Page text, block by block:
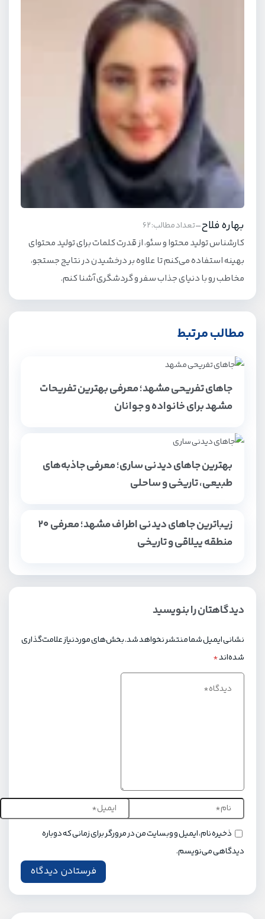
بهاره فلاح-تعداد مطالب: 62
کارشناس تولید محتوا و سئو، از قدرت کلمات برای تولید محتوای
بهینه استفاده می‌کنم تا علاوه بر درخشیدن در نتایج جستجو،
مخاطب رو با دنیای جذاب سفر و گردشگری آشنا کنم.
مطالب مرتبط
جاهای تفریحی مشهد؛ معرفی بهترین تفریحات
مشهد برای خانواده و جوانان
بهترین جاهای دیدنی ساری؛ معرفی جاذبه‌های
طبیعی، تاریخی و ساحلی
زیباترین جاهای دیدنی اطراف مشهد؛ معرفی ۲۰
منطقه ییلاقی و تاریخی
دیدگاهتان را بنویسید
نشانی ایمیل شما منتشر نخواهد شد.بخش‌های موردنیاز علامت‌گذاری
شده‌اند*
ذخیره نام، ایمیل و وبسایت من در مرورگر برای زمانی که دوباره
دیدگاهی می‌نویسم.